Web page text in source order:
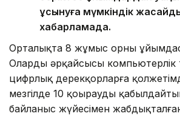
ұсынуға мүмкіндік
хабарламада.
Орталықта 8 жұмыс орны
Олардың әрқайсысы компьютерлік
цифрлық дерекқорларға
мезгілде 10 қоңырауды
байланыс жүйесімен